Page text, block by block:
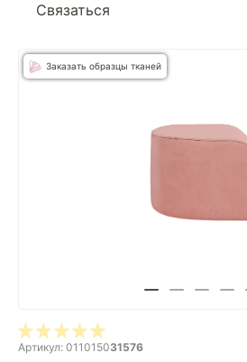
Связаться
Заказать образцы тканей
Артикул: 011015031576